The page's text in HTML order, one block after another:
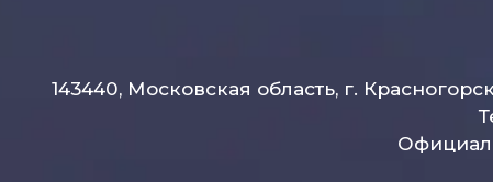
143440, Московская область, г.